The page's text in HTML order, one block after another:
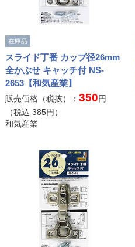
在庫品
スライド丁番 カップ径26mm
全かぶせ キャッチ付 NS-
2653【和気産業】
販売価格（税抜）： 350円
（税込 385円）
和気産業